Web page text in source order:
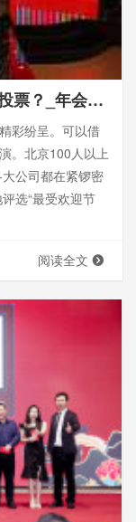
北京100人以上年会怎么进行节目投票？_年会手机扫码互动投票
彩纷呈。可以借
。北京100人以上
公司都在紧锣密
选“最受欢迎节
阅读全文